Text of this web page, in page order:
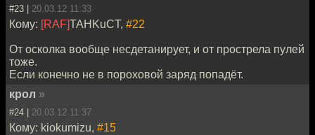
#23 | 20.03.12 11:33
Кому: [RAF] TAHKuCT, #22
От осколка вообще несдетанирует, и от прострела пулей
тоже.
Если конечно не в пороховой заряд попадёт.
крол »
#24 | 20.03.12 11:37
Кому: kiokumizu, #15